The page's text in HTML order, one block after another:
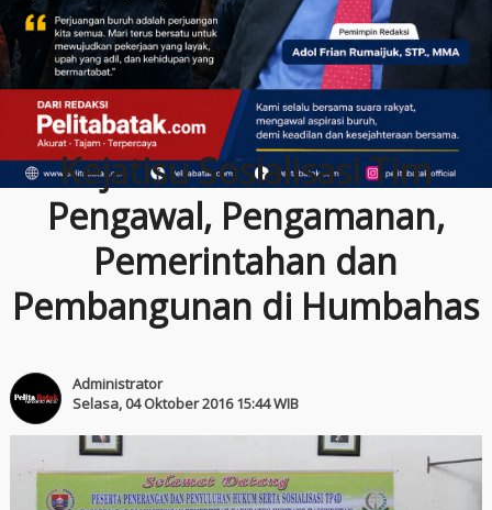
Kejatisu Sosialisasi Tim
Pengawal, Pengamanan,
Pemerintahan dan
Pembangunan di Humbahas
Administrator
Selasa, 04 Oktober 2016 15:44 WIB